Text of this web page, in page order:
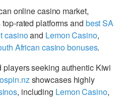
online casino market,
rated platforms and best SA
casinoand Lemon Casino,
African casino bonuses.
seeking authentic Kiwi
showcases highly
, including Lemon Casino,